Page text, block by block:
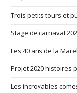
Trois petits tours et
Stage de carnaval
Les 40 ans de la
Projet 2020 histoires
Les incroyables